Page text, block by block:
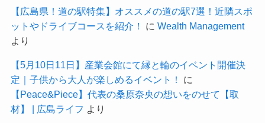
【広島県！道の駅特集】オススメの道の駅7選！近隣スポ
ットやドライブコースを紹介！
に Wealth Management
より
【5月10日11日】産業会館にて縁と輪のイベント開催決
定｜子供から大人が楽しめるイベント！
に
【Peace&Piece】代表の桑原奈央の想いをのせて【取
材】 | 広島ライフ より